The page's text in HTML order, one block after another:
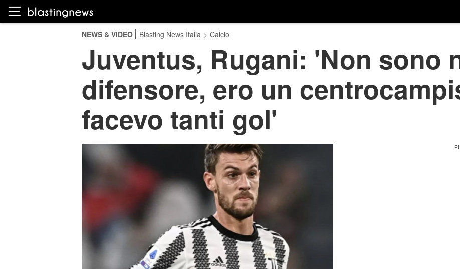
NEWS & VIDEO Blasting News Italia > Calcio
Juventus, Rugani: 'Non sono
difensore, ero un
facevo tanti gol'